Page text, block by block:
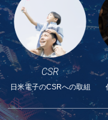
CSR
日米電子のCSRへの取組